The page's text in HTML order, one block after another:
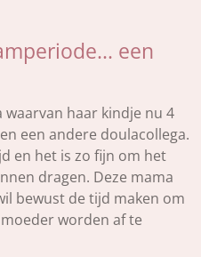
een
haar kindje nu 4
een andere doulacollega.
en het is zo fijn om het
dragen. Deze mama
bewust de tijd maken om
worden af te